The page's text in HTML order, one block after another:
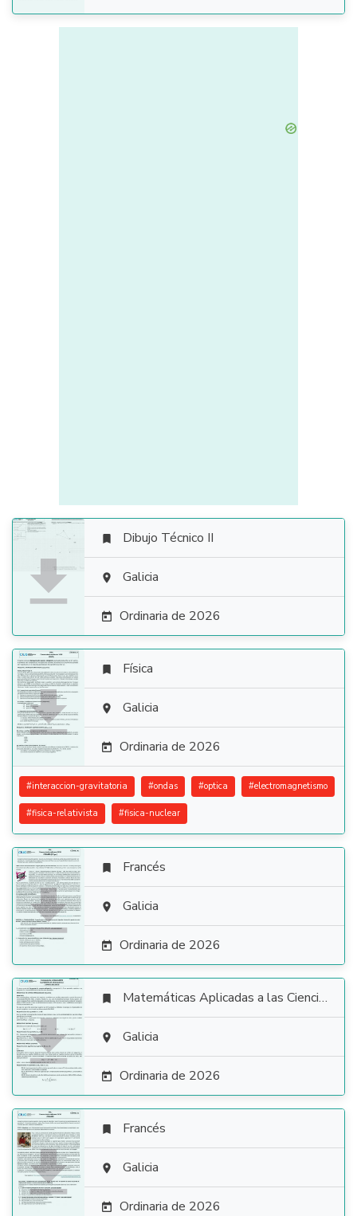

 Dibujo Técnico II
 Galicia
 Ordinaria de 2026

 Física
 Galicia
 Ordinaria de 2026
#interaccion-gravitatoria #ondas #optica #electromagnetismo
#fisica-relativista #fisica-nuclear

 Francés
 Galicia
 Ordinaria de 2026

 Matemáticas Aplicadas a las Ciencias Sociales
 Galicia
 Ordinaria de 2026

 Francés
 Galicia
 Ordinaria de 2026